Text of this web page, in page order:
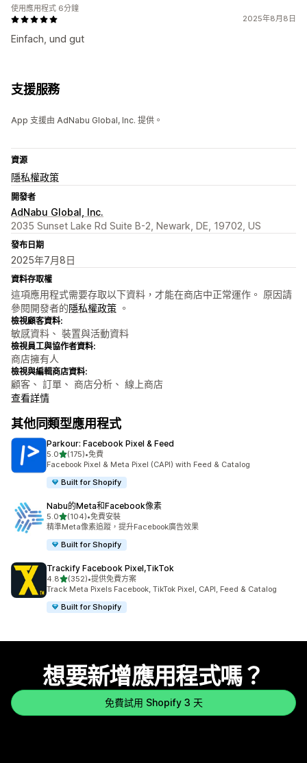
2025年8月8日
Einfach, und gut
使用應用程式 6分鐘
支援服務
App 支援由 AdNabu Global, Inc. 提供。
資源
隱私權政策
開發者
AdNabu Global, Inc.
2035 Sunset Lake Rd Suite B-2, Newark, DE, 19702, US
發布日期
2025年7月8日
資料存取權
這項應用程式需要存取以下資料，才能在商店中正常運作。 原因請
參閱開發者的隱私權政策 。
檢視顧客資料:
敏感資料、 裝置與活動資料
檢視員工與協作者資料:
商店擁有人
檢視與編輯商店資料:
顧客、 訂單、 商店分析、 線上商店
查看詳情
其他同類型應用程式
Parkour: Facebook Pixel & Feed
5.0滿分 5 顆星
(175)
共有 175 則評價
•免費
Facebook Pixel & Meta Pixel (CAPI) with Feed & Catalog
Built for Shopify
Nabu的Meta和Facebook像素
5.0滿分 5 顆星
(104)
共有 104 則評價
•免費安裝
精準Meta像素追蹤，提升Facebook廣告效果
Built for Shopify
Trackify Facebook Pixel,TikTok
4.8滿分 5 顆星
(352)
共有 352 則評價
•提供免費方案
Track Meta Pixels Facebook, TikTok Pixel, CAPI, Feed & Catalog
Built for Shopify
想要新增應用程式嗎？
免費試用 Shopify 3 天